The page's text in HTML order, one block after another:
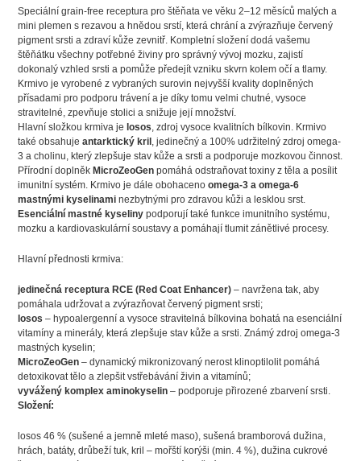
Speciální grain-free receptura pro štěňata ve věku 2–12 měsíců malých a
mini plemen s rezavou a hnědou srstí, která chrání a zvýrazňuje červený
pigment srsti a zdraví kůže zevnitř. Kompletní složení dodá vašemu
štěňátku všechny potřebné živiny pro správný vývoj mozku, zajistí
dokonalý vzhled srsti a pomůže předejít vzniku skvrn kolem očí a tlamy.
Krmivo je vyrobené z vybraných surovin nejvyšší kvality doplněných
přísadami pro podporu trávení a je díky tomu velmi chutné, vysoce
stravitelné, zpevňuje stolici a snižuje její množství.
Hlavní složkou krmiva je losos, zdroj vysoce kvalitních bílkovin. Krmivo
také obsahujeantarktický kril , jedinečný a 100% udržitelný zdroj omega-
3 a cholinu, který zlepšuje stav kůže a srsti a podporuje mozkovou činnost.
Přírodní doplněk MicroZeoGenpomáhá odstraňovat toxiny z těla a posílit
imunitní systém. Krmivo je dále obohacenoomega-3 a omega-6
mastnými kyselinami nezbytnými pro zdravou kůži a lesklou srst.
Esenciální mastné kyseliny podporují také funkce imunitního systému,
mozku a kardiovaskulární soustavy a pomáhají tlumit zánětlivé procesy.
Hlavní přednosti krmiva:
jedinečná receptura RCE (Red Coat Enhancer) – navržena tak, aby
pomáhala udržovat a zvýrazňovat červený pigment srsti;
losos – hypoalergenní a vysoce stravitelná bílkovina bohatá na esenciální
vitamíny a minerály, která zlepšuje stav kůže a srsti. Známý zdroj omega-3
mastných kyselin;
MicroZeoGen – dynamický mikronizovaný nerost klinoptilolit pomáhá
detoxikovat tělo a zlepšit vstřebávání živin a vitamínů;
vyvážený komplex aminokyselin – podporuje přirozené zbarvení srsti.
Složení:
losos 46 % (sušené a jemně mleté maso), sušená bramborová dužina,
hrách, batáty, drůbeží tuk, kril – mořští korýši (min. 4 %), dužina cukrové